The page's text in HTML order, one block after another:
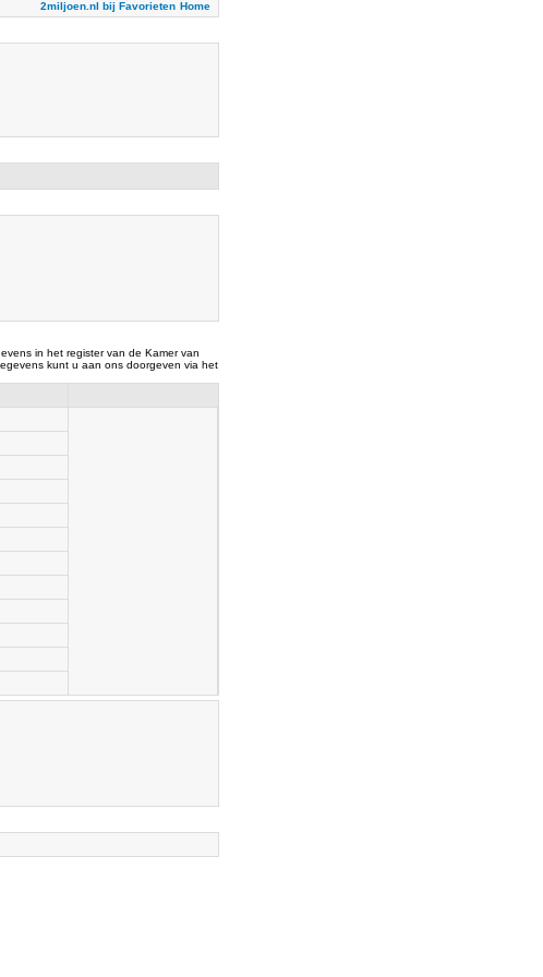
2miljoen.nl bij Favorieten Home
in het register van de Kamer van
kunt u aan ons doorgeven via het